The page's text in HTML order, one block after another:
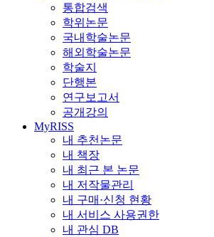
통합검색
학위논문
국내학술논문
해외학술논문
학술지
단행본
연구보고서
공개강의
MyRISS
내 추천논문
내 책장
내 최근 본 논문
내 저작물관리
내 구매·신청 현황
내 서비스 사용권한
내 관심 DB